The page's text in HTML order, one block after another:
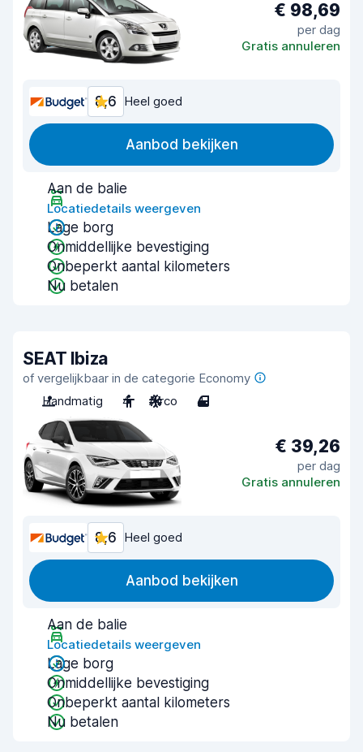
€ 98,69
per dag
Gratis annuleren
8,6 Heel goed
Aanbod bekijken
Aan de balie
Locatiedetails weergeven
Lage borg
Onmiddellijke bevestiging
Onbeperkt aantal kilometers
Nu betalen
SEAT Ibiza
of vergelijkbaar in de categorie Economy
Handmatig
4 Airco 4
€ 39,26
per dag
Gratis annuleren
8,6 Heel goed
Aanbod bekijken
Aan de balie
Locatiedetails weergeven
Lage borg
Onmiddellijke bevestiging
Onbeperkt aantal kilometers
Nu betalen